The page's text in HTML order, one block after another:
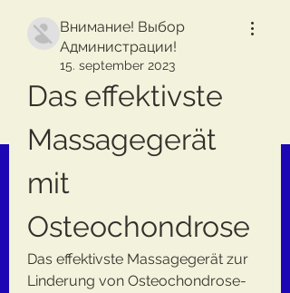
Внимание! Выбор
Администрации!
15. september 2023
Das effektivste
Massagegerät
mit
Osteochondrose
Das effektivste Massagegerät zur
Linderung von Osteochondrose-